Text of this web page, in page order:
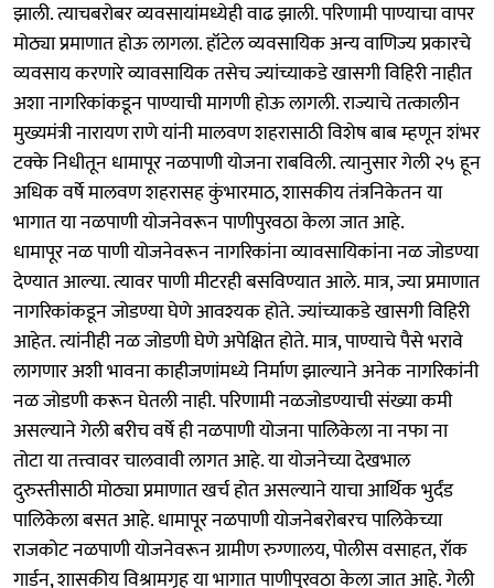
झाली. त्याचबरोबर व्यवसायांमध्येही वाढ झाली. परिणामी पाण्याचा वापर
मोठ्या प्रमाणात होऊ लागला. हॉटेल व्यवसायिक अन्य वाणिज्य प्रकारचे
व्यवसाय करणारे व्यावसायिक तसेच ज्यांच्याकडे खासगी विहिरी नाहीत
अशा नागरिकांकडून पाण्याची मागणी होऊ लागली. राज्याचे तत्कालीन
मुख्यमंत्री नारायण राणे यांनी मालवण शहरासाठी विशेष बाब म्हणून शंभर
टक्के निधीतून धामापूर नळपाणी योजना राबविली. त्यानुसार गेली २५ हून
अधिक वर्षे मालवण शहरासह कुंभारमाठ, शासकीय तंत्रनिकेतन या
भागात या नळपाणी योजनेवरून पाणीपुरवठा केला जात आहे.
धामापूर नळ पाणी योजनेवरून नागरिकांना व्यावसायिकांना नळ जोडण्या
देण्यात आल्या. त्यावर पाणी मीटरही बसविण्यात आले. मात्र, ज्या प्रमाणात
नागरिकांकडून जोडण्या घेणे आवश्यक होते. ज्यांच्याकडे खासगी विहिरी
आहेत. त्यांनीही नळ जोडणी घेणे अपेक्षित होते. मात्र, पाण्याचे पैसे भरावे
लागणार अशी भावना काहीजणांमध्ये निर्माण झाल्याने अनेक नागरिकांनी
नळ जोडणी करून घेतली नाही. परिणामी नळजोडण्याची संख्या कमी
असल्याने गेली बरीच वर्षे ही नळपाणी योजना पालिकेला ना नफा ना
तोटा या तत्त्वावर चालवावी लागत आहे. या योजनेच्या देखभाल
दुरुस्तीसाठी मोठ्या प्रमाणात खर्च होत असल्याने याचा आर्थिक भुर्दंड
पालिकेला बसत आहे. धामापूर नळपाणी योजनेबरोबरच पालिकेच्या
राजकोट नळपाणी योजनेवरून ग्रामीण रुग्णालय, पोलीस वसाहत, रॉक
गार्डन, शासकीय विश्रामगृह या भागात पाणीपुरवठा केला जात आहे. गेली